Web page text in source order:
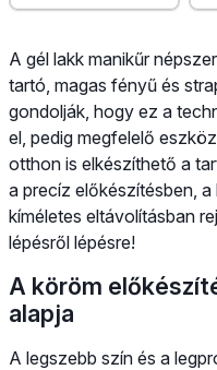
A gél lakk manikűr
tartó, magas fényű és
gondolják, hogy ez a
el, pedig megfelelő
otthon is elkészíthető a
a precíz előkészítésben,
kíméletes eltávolításban
lépésről lépésre!
A köröm
alapja
A legszebb szín és a